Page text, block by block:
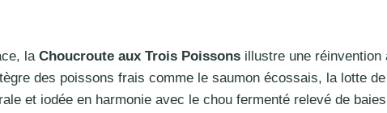
la Choucroute aux Trois Poissons illustre une réinvention
des poissons frais comme le saumon écossais, la lotte
et iodée en harmonie avec le chou fermenté relevé de